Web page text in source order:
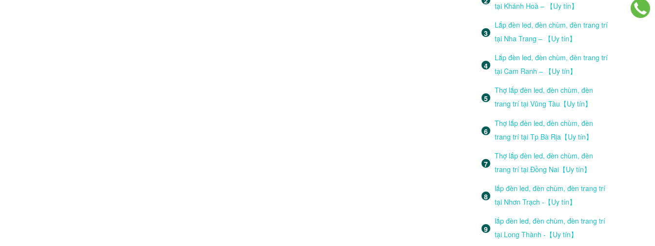
tại Khánh Hoà – 【Uy tín】
Lắp đèn led, đèn chùm, đèn trang trí
tại Nha Trang – 【Uy tín】
Lắp đèn led, đèn chùm, đèn trang trí
tại Cam Ranh – 【Uy tín】
Thợ lắp đèn led, đèn chùm, đèn
trang trí tại Vũng Tàu【Uy tín】
Thợ lắp đèn led, đèn chùm, đèn
trang trí tại Tp Bà Rịa【Uy tín】
Thợ lắp đèn led, đèn chùm, đèn
trang trí tại Đồng Nai【Uy tín】
lắp đèn led, đèn chùm, đèn trang trí
tại Nhơn Trạch -【Uy tín】
lắp đèn led, đèn chùm, đèn trang trí
tại Long Thành -【Uy tín】